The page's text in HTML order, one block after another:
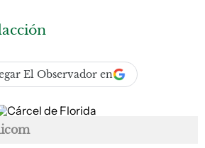
El Observador en